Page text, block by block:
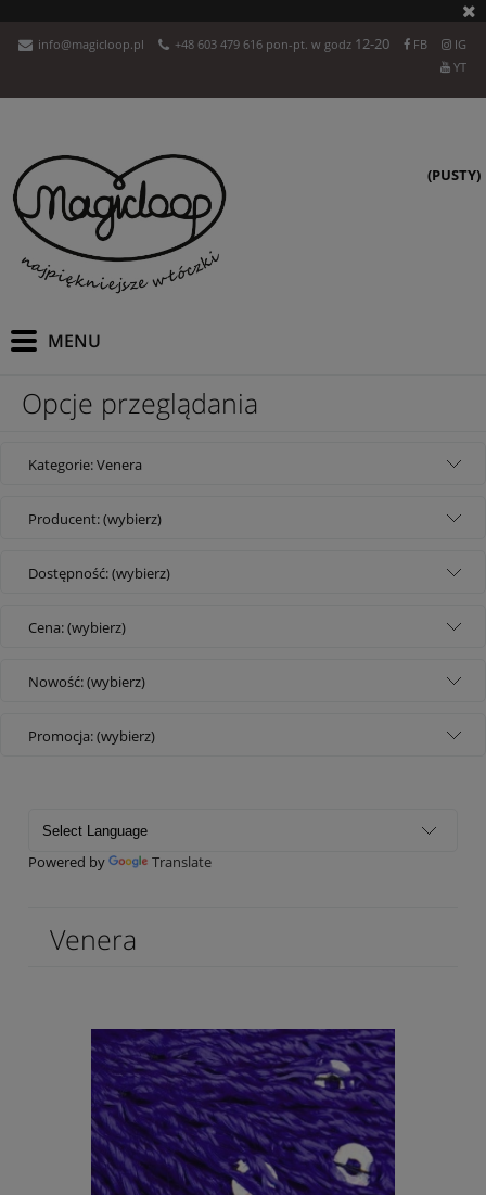
info@magicloop.pl +48 603 479 616 pon-pt. w godz 12-20 FB
IG
YT
(PUSTY)
Opcje przeglądania
Kategorie: Venera
Producent: (wybierz)
Dostępność: (wybierz)
Cena: (wybierz)
Nowość: (wybierz)
Promocja: (wybierz)
Powered by Translate
Venera